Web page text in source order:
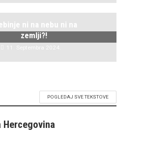
ni na nebu ni na
zemlji?!
11. Septembra 2024.
POGLEDAJ SVE TEKSTOVE
Hercegovina